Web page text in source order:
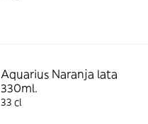
Aquarius Naranja lata
330ml.
33 cl